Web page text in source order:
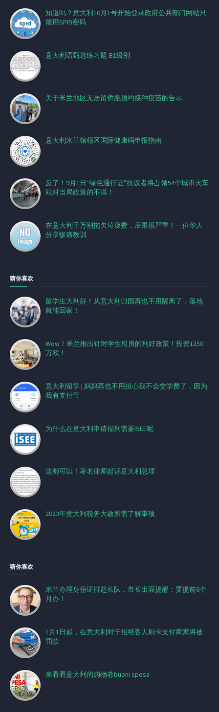
知道吗？意大利10月1号开始登录政府公共部门网站只
能用SPID密码
意大利语甄选练习题-B1级别
关于米兰地区无居留侨胞预约接种疫苗的告示
意大利米兰馆领区国际健康码申报指南
反了！9月1日“绿色通行证”抗议者将占领54个城市火车
站对当局政策的不满！
在意大利千万别拖欠垃圾费，后果很严重！一位华人
分享惨痛教训
猜你喜欢
留学生大利好！从意大利归国再也不用隔离了，落地
就能回家！‍
Wow！米兰推出针对学生租房的利好政策！投资1250
万欧！
意大利留学 | 妈妈再也不用担心我不会交学费了，因为
我有支付宝
为什么在意大利申请福利需要ISEE呢
这都可以！著名律师起诉意大利总理
2023年意大利税务大赦所需了解事项
猜你喜欢
米兰办理身份证排起长队，市长出面提醒：要提前6个
月办！
1月1日起，在意大利对于拒绝客人刷卡支付商家将被
罚款
来看看意大利的购物卷buoni spesa